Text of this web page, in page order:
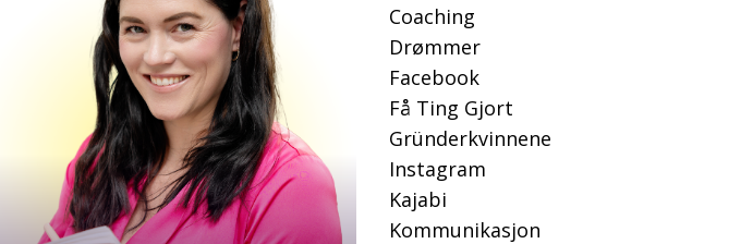
Coaching
Drømmer
Facebook
Få Ting Gjort
Gründerkvinnene
Instagram
Kajabi
Kommunikasjon